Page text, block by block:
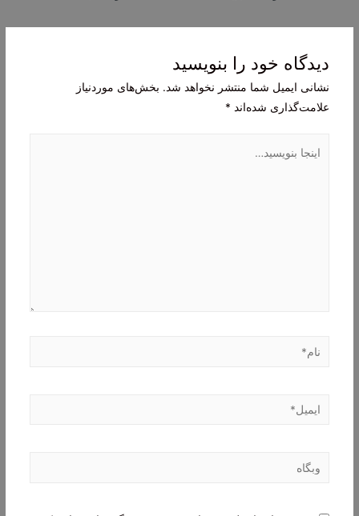
دیدگاه‌ خود را بنویسید
نشانی ایمیل شما منتشر نخواهد شد. بخش‌های موردنیاز
علامت‌گذاری شده‌اند *
بنویسید…
نام*
ایمیل*
وبگاه